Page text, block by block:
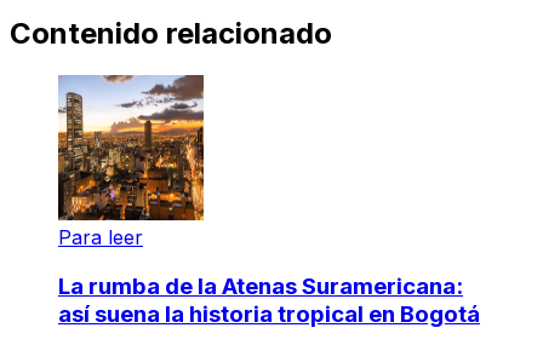
Contenido relacionado
Para leer
La rumba de la Atenas Suramericana:
así suena la historia tropical en Bogotá